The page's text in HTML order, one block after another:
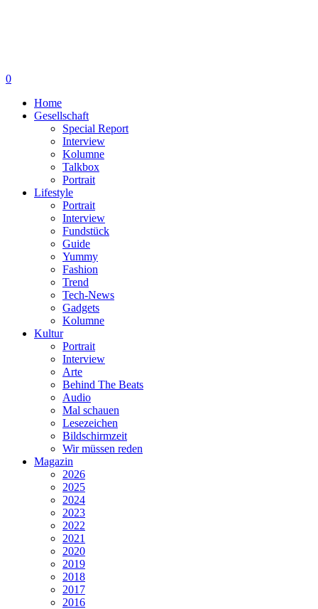
0
Home
Gesellschaft
Special Report
Interview
Kolumne
Talkbox
Portrait
Lifestyle
Portrait
Interview
Fundstück
Guide
Yummy
Fashion
Trend
Tech-News
Gadgets
Kolumne
Kultur
Portrait
Interview
Arte
Behind The Beats
Audio
Mal schauen
Lesezeichen
Bildschirmzeit
Wir müssen reden
Magazin
2026
2025
2024
2023
2022
2021
2020
2019
2018
2017
2016